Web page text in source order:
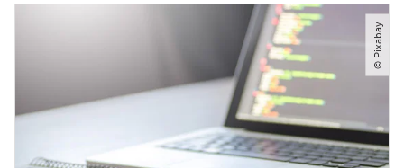
© Pixabay